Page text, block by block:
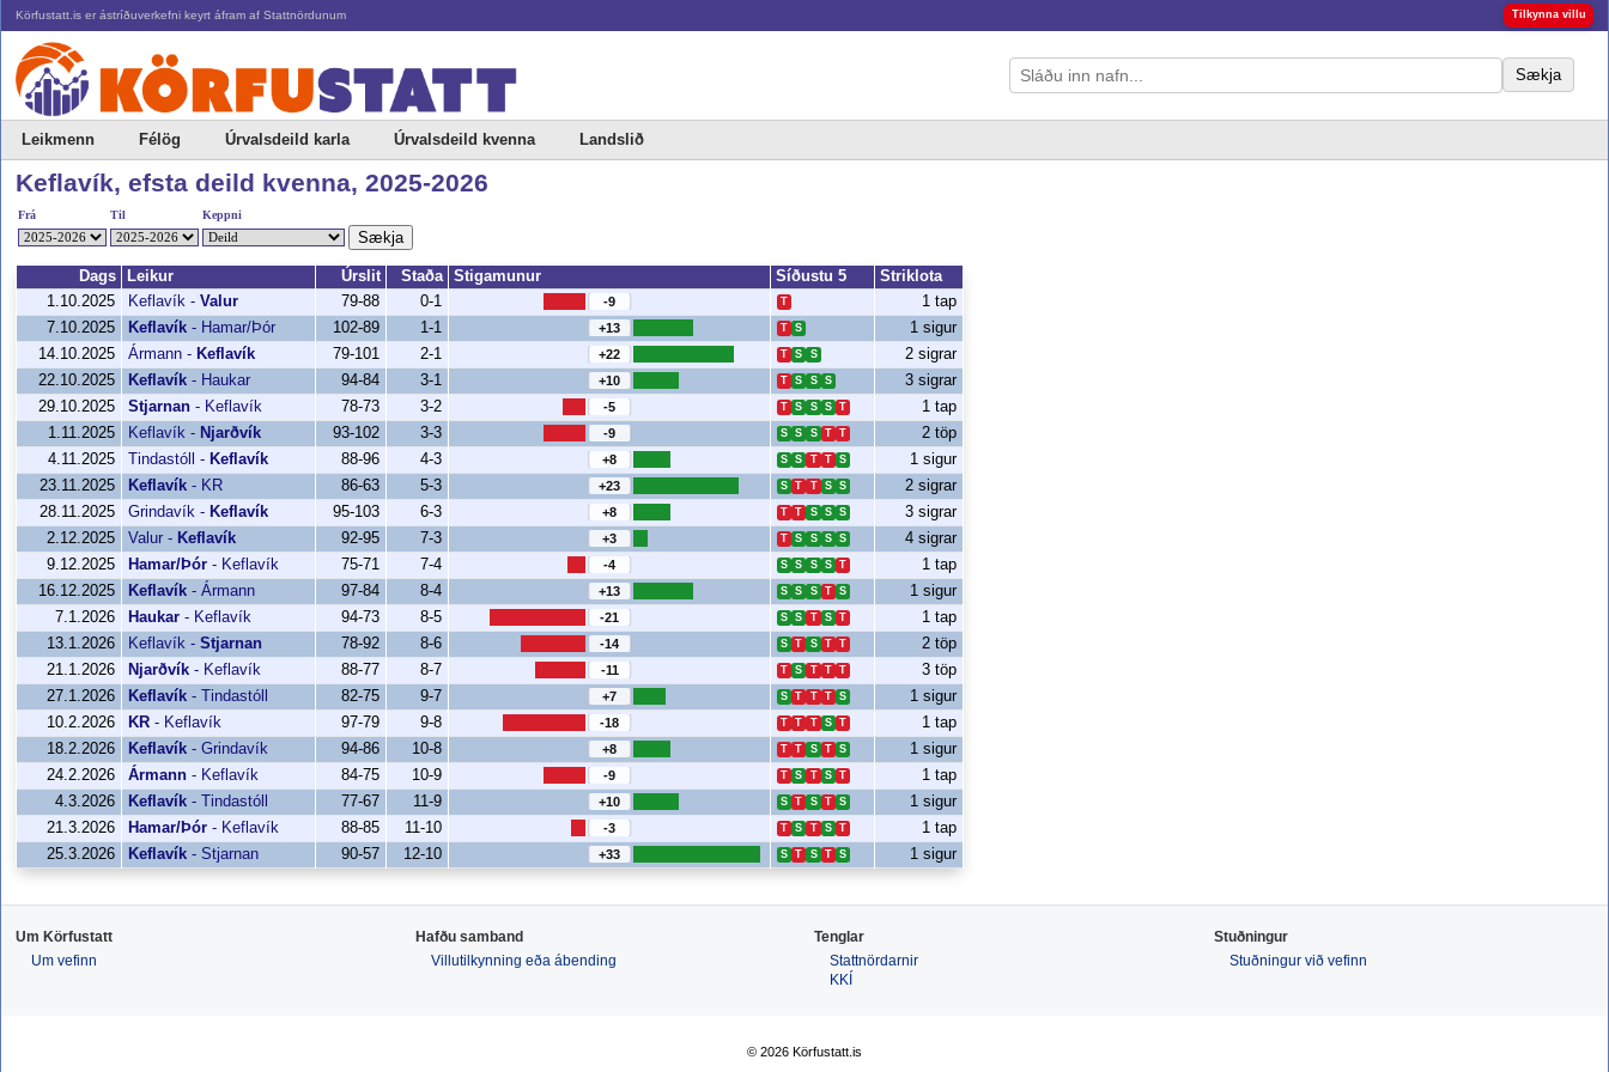
Körfustatt.is er ástríðuverkefni keyrt áfram af Stattnördunum Tilkynna villu
Sækja
Leikmenn Félög Úrvalsdeild karla Úrvalsdeild kvenna Landslið
Keflavík, efsta deild kvenna, 2025-2026
Frá Til Keppni
Sækja
Dags Leikur Úrslit Staða Stigamunur Síðustu 5
Striklota
1.10.2025
Keflavík - Valur 79-88 0-1 -9 T
1 tap
7.10.2025
Keflavík - Hamar/Þór 102-89 1-1 +13 T S
1 sigur
14.10.2025
Ármann - Keflavík 79-101 2-1 +22 T S S
2 sigrar
22.10.2025
Keflavík - Haukar 94-84 3-1 +10 T S S S
3 sigrar
29.10.2025
Stjarnan - Keflavík 78-73 3-2 -5 T S S S T
1 tap
1.11.2025
Keflavík - Njarðvík 93-102 3-3 -9 S S S T T
2 töp
4.11.2025
Tindastóll - Keflavík 88-96 4-3 +8 S S T T S
1 sigur
23.11.2025
Keflavík - KR 86-63 5-3 +23 S T T S S
2 sigrar
28.11.2025
Grindavík - Keflavík 95-103 6-3 +8 T T S S S
3 sigrar
2.12.2025
Valur - Keflavík 92-95 7-3 +3 T S S S S
4 sigrar
9.12.2025
Hamar/Þór - Keflavík 75-71 7-4 -4 S S S S T
1 tap
16.12.2025
Keflavík - Ármann 97-84 8-4 +13 S S S T S
1 sigur
7.1.2026
Haukar - Keflavík 94-73 8-5 -21 S S T S T
1 tap
13.1.2026
Keflavík - Stjarnan 78-92 8-6 -14 S T S T T
2 töp
21.1.2026
Njarðvík - Keflavík 88-77 8-7 -11 T S T T T
3 töp
27.1.2026
Keflavík - Tindastóll 82-75 9-7 +7 S T T T S
1 sigur
10.2.2026
KR - Keflavík 97-79 9-8 -18 T T T S T
1 tap
18.2.2026
Keflavík - Grindavík 94-86 10-8 +8 T T S T S
1 sigur
24.2.2026
Ármann - Keflavík 84-75 10-9 -9 T S T S T
1 tap
4.3.2026
Keflavík - Tindastóll 77-67 11-9 +10 S T S T S
1 sigur
21.3.2026
Hamar/Þór - Keflavík 88-85 11-10 -3 T S T S T
1 tap
25.3.2026
Keflavík - Stjarnan 90-57 12-10 +33 S T S T S 1 sigur
Um Körfustatt
Um vefinn
Hafðu samband
Villutilkynning eða ábending
Tenglar
Stattnördarnir
KKÍ
Stuðningur
Stuðningur við vefinn
© 2026 Körfustatt.is